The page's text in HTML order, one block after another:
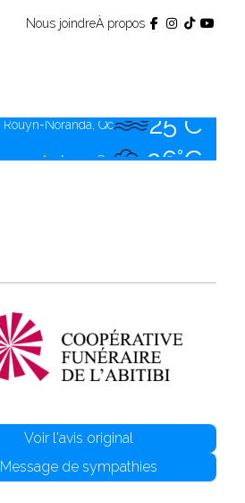
Nous joindreÀ propos
Témiscamingue, Qc 25°C
Rouyn-Noranda, Qc 25°C
Amos, Qc 26°C
Voir l'avis original
Message de sympathies